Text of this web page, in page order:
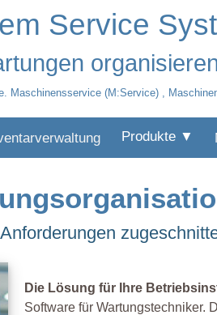
Service
Maschinensservice (M:Service) ,
Produkte ▼
Die Lösung für Ihre
Software für Wartungstechniker.